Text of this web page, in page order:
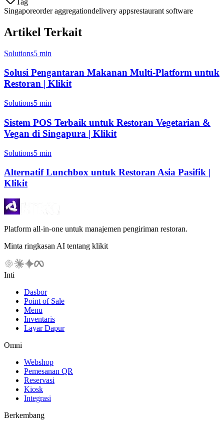
Singaporeorder aggregationdelivery appsrestaurant software
Artikel Terkait
Solutions5 min
Solusi Pengantaran Makanan Multi-Platform untuk
Restoran | Klikit
Solutions5 min
Sistem POS Terbaik untuk Restoran Vegetarian &
Vegan di Singapura | Klikit
Solutions5 min
Alternatif Lunchbox untuk Restoran Asia Pasifik |
Klikit
Platform all-in-one untuk manajemen pengiriman restoran.
Minta ringkasan AI tentang klikit
Inti
Dasbor
Point of Sale
Menu
Inventaris
Layar Dapur
Omni
Webshop
Pemesanan QR
Reservasi
Kiosk
Integrasi
Berkembang